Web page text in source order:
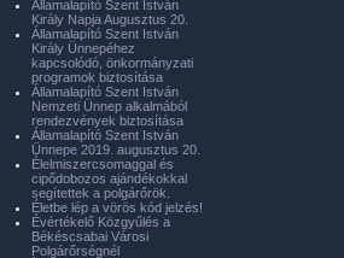
Államalapító Szent István
Király Napja Augusztus 20.
Államalapító Szent István
Király Ünnepéhez
kapcsolódó, önkormányzati
programok biztosítása
Államalapító Szent István
Nemzeti Ünnep alkalmából
rendezvények biztosítása
Államalapító Szent István
Ünnepe 2019. augusztus 20.
Élelmiszercsomaggal és
cipődobozos ajándékokkal
segítettek a polgárőrök.
Életbe lép a vörös kód jelzés!
Évértékelő Közgyűlés a
Békéscsabai Városi
Polgárőrségnél